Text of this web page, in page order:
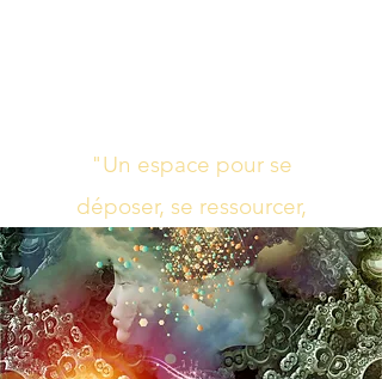
"Un espace pour se
déposer, se ressourcer,
s’harmoniser"